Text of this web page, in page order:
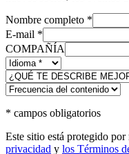
Nombre completo *
E-mail *
COMPAÑÍA
* campos obligatorios
Este sitio está protegido
privacidad y los Términos